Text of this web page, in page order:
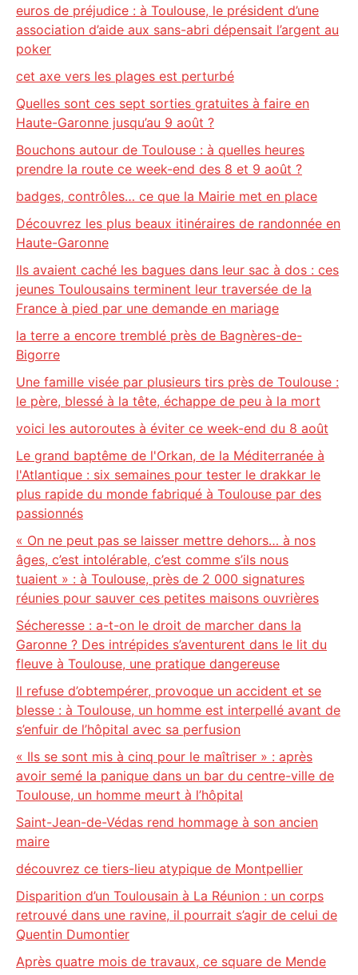
euros de préjudice : à Toulouse, le président d’une
association d’aide aux sans-abri dépensait l’argent au
poker
cet axe vers les plages est perturbé
Quelles sont ces sept sorties gratuites à faire en
Haute-Garonne jusqu’au 9 août ?
Bouchons autour de Toulouse : à quelles heures
prendre la route ce week-end des 8 et 9 août ?
badges, contrôles… ce que la Mairie met en place
Découvrez les plus beaux itinéraires de randonnée en
Haute-Garonne
Ils avaient caché les bagues dans leur sac à dos : ces
jeunes Toulousains terminent leur traversée de la
France à pied par une demande en mariage
la terre a encore tremblé près de Bagnères-de-
Bigorre
Une famille visée par plusieurs tirs près de Toulouse :
le père, blessé à la tête, échappe de peu à la mort
voici les autoroutes à éviter ce week-end du 8 août
Le grand baptême de l'Orkan, de la Méditerranée à
l'Atlantique : six semaines pour tester le drakkar le
plus rapide du monde fabriqué à Toulouse par des
passionnés
« On ne peut pas se laisser mettre dehors… à nos
âges, c’est intolérable, c’est comme s’ils nous
tuaient » : à Toulouse, près de 2 000 signatures
réunies pour sauver ces petites maisons ouvrières
Sécheresse : a-t-on le droit de marcher dans la
Garonne ? Des intrépides s’aventurent dans le lit du
fleuve à Toulouse, une pratique dangereuse
Il refuse d’obtempérer, provoque un accident et se
blesse : à Toulouse, un homme est interpellé avant de
s’enfuir de l’hôpital avec sa perfusion
« Ils se sont mis à cinq pour le maîtriser » : après
avoir semé la panique dans un bar du centre-ville de
Toulouse, un homme meurt à l’hôpital
Saint-Jean-de-Védas rend hommage à son ancien
maire
découvrez ce tiers-lieu atypique de Montpellier
Disparition d’un Toulousain à La Réunion : un corps
retrouvé dans une ravine, il pourrait s’agir de celui de
Quentin Dumontier
Après quatre mois de travaux, ce square de Mende